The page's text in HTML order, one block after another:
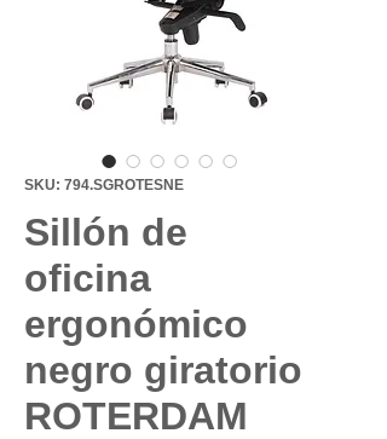
SKU: 794.SGROTESNE
Sillón de
oficina
ergonómico
negro giratorio
ROTERDAM